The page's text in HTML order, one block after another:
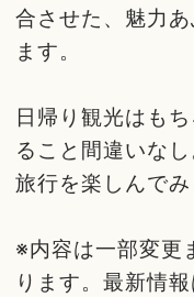
合させた、魅力
ます。
日帰り観光はも
ること間違いな
旅行を楽しんでみ
※内容は一部変更
ります。最新情